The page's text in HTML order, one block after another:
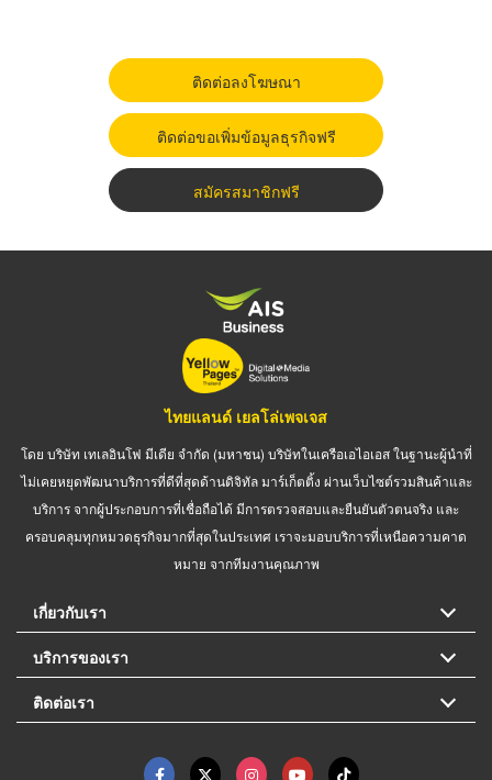
ติดต่อลงโฆษณา
ติดต่อขอเพิ่มข้อมูลธุรกิจฟรี
สมัครสมาชิกฟรี
ไทยแลนด์ เยลโล่เพจเจส
โดย บริษัท เทเลอินโฟ มีเดีย จำกัด (มหาชน) บริษัทในเครือเอไอเอส ในฐานะผู้นำที่
ไม่เคยหยุดพัฒนาบริการที่ดีที่สุดด้านดิจิทัล มาร์เก็ตติ้ง ผ่านเว็บไซต์รวมสินค้าและ
บริการ จากผู้ประกอบการที่เชื่อถือได้ มีการตรวจสอบและยืนยันตัวตนจริง และ
ครอบคลุมทุกหมวดธุรกิจมากที่สุดในประเทศ เราจะมอบบริการที่เหนือความคาด
หมาย จากทีมงานคุณภาพ
เกี่ยวกับเรา
บริการของเรา
ติดต่อเรา